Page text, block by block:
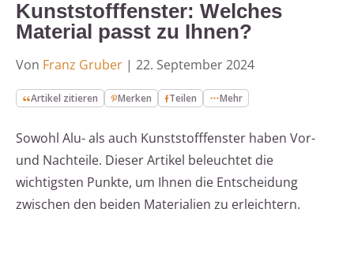
Kunststofffenster: Welches
Material passt zu Ihnen?
Von Franz Gruber | 22. September 2024
Artikel zitieren Merken Teilen Mehr
Sowohl Alu- als auch Kunststofffenster haben Vor-
und Nachteile. Dieser Artikel beleuchtet die
wichtigsten Punkte, um Ihnen die Entscheidung
zwischen den beiden Materialien zu erleichtern.